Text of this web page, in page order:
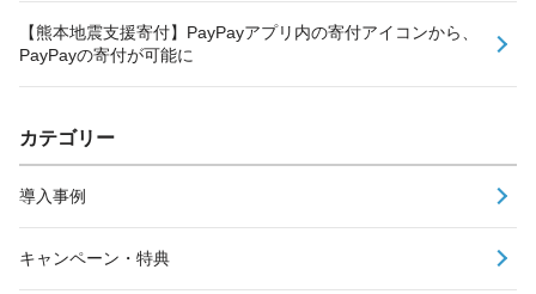
【熊本地震支援寄付】PayPayアプリ内の寄付アイコンから、
PayPayの寄付が可能に
カテゴリー
導入事例
キャンペーン・特典